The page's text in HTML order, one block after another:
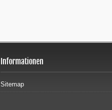
Informationen
Sitemap